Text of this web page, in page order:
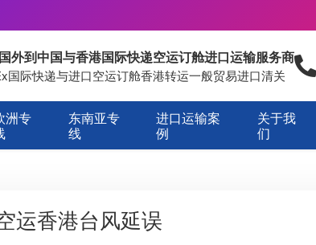
外到中国与香港国际快递空运订舱进口运输服务商
国际快递与进口空运订舱香港转运一般贸易进口清关
洲专
东南亚专
线
进口运输案
例
关于我
们
运香港台风延误